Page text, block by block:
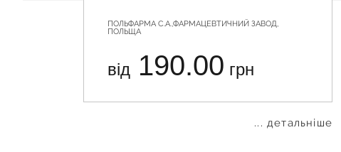
ПОЛЬФАРМА С.А.,ФАРМАЦЕВТИЧНИЙ ЗАВОД,
ПОЛЬЩА
від 190.00 грн
... детальніше